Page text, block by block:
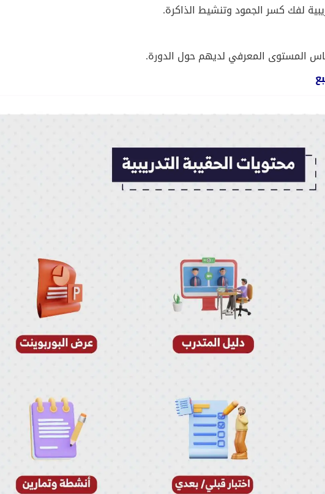
لفك كسر الجمود وتنشيط الذاكرة.
المستوى المعرفي لديهم حول الدورة.